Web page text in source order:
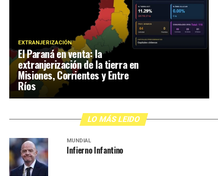
EXTRANJERIZACIÓN
El Paraná en venta: la
extranjerización de la tierra en
Misiones, Corrientes y Entre
Ríos
LO MÁS LEIDO
MUNDIAL
Infierno Infantino